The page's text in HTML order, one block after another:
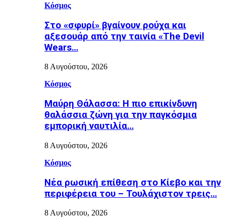
Κόσμος
Στο «σφυρί» βγαίνουν ρούχα και
αξεσουάρ από την ταινία «The Devil
Wears…
8 Αυγούστου, 2026
Κόσμος
Μαύρη Θάλασσα: Η πιο επικίνδυνη
θαλάσσια ζώνη για την παγκόσμια
εμπορική ναυτιλία…
8 Αυγούστου, 2026
Κόσμος
Nέα ρωσική επίθεση στο Κίεβο και την
περιφέρεια του – Τουλάχιστον τρεις…
8 Αυγούστου, 2026